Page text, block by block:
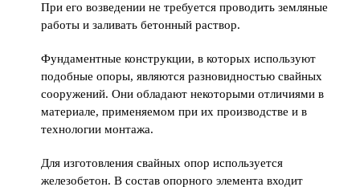
При его возведении не требуется проводить земляные
работы и заливать бетонный раствор.
Фундаментные конструкции, в которых используют
подобные опоры, являются разновидностью свайных
сооружений. Они обладают некоторыми отличиями в
материале, применяемом при их производстве и в
технологии монтажа.
Для изготовления свайных опор используется
железобетон. В состав опорного элемента входит